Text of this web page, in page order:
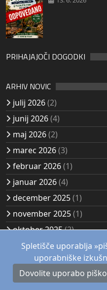
PRIHAJAJOČI DOGODKI
ARHIV NOVIC
julij 2026(2)
junij 2026(4)
maj 2026(2)
marec 2026(3)
februar 2026(1)
januar 2026(4)
december 2025(1)
november 2025(1)
oktober 2025(2)
avgust 2025(2)
© 1957 - 2026,
Spletišče uporablja
uporabniške
Dovolite uporabo